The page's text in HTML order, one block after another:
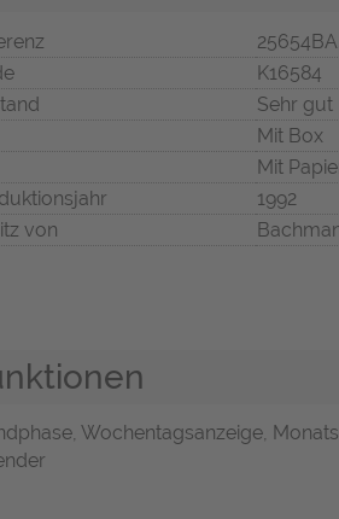
K16584
Sehr gut
Mit Box
Mit
1992
von
Wochentagsanzeige,